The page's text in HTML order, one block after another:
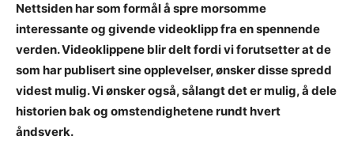
Nettsiden har som formål å spre morsomme
interessante og givende videoklipp fra en spennende
verden. Videoklippene blir delt fordi vi forutsetter at de
som har publisert sine opplevelser, ønsker disse spredd
videst mulig. Vi ønsker også, sålangt det er mulig, å dele
historien bak og omstendighetene rundt hvert
åndsverk.